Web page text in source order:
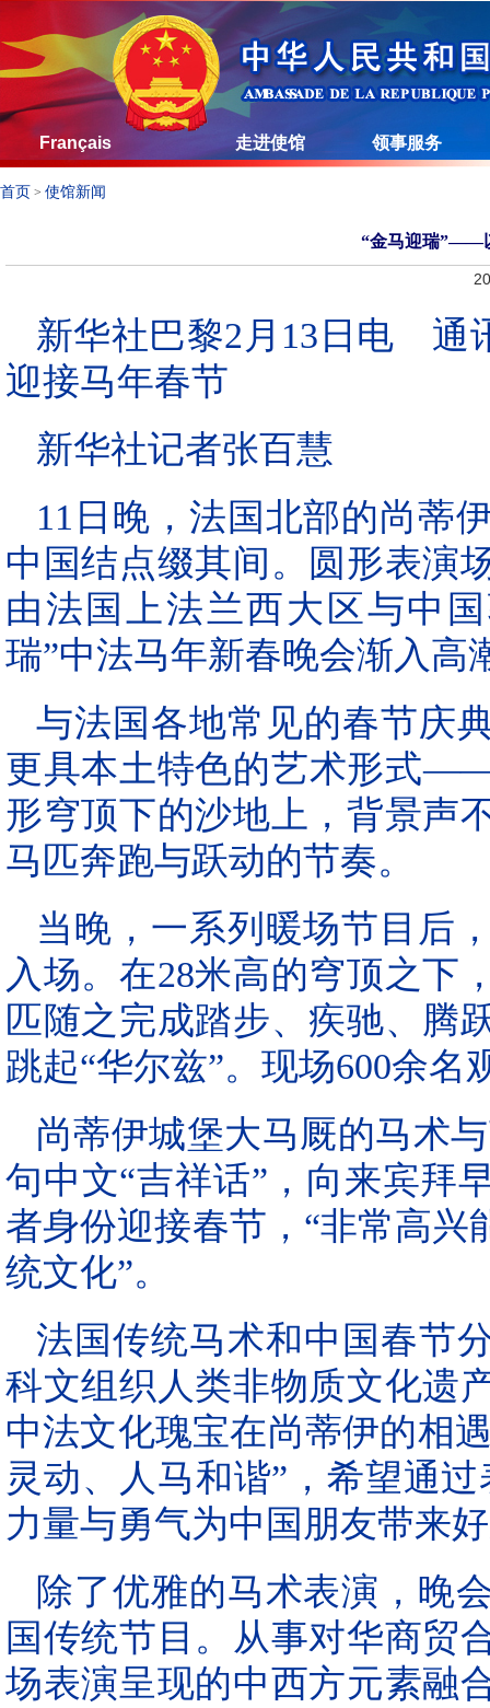
Français 走进使馆 领事服务
首页 > 使馆新闻
“金马迎瑞”——
新华社巴黎2月13日电 通
迎接马年春节
新华社记者张百慧
11日晚，法国北部的尚蒂
中国结点缀其间。圆形表演
由法国上法兰西大区与中
瑞”中法马年新春晚会渐入高
与法国各地常见的春节庆
更具本土特色的艺术形式
形穹顶下的沙地上，背景声
马匹奔跑与跃动的节奏。
当晚，一系列暖场节目后
入场。在28米高的穹顶之下
匹随之完成踏步、疾驰、腾
跳起“华尔兹”。现场600余
尚蒂伊城堡大马厩的马术
句中文“吉祥话”，向来宾拜
者身份迎接春节，“非常高
统文化”。
法国传统马术和中国春节
科文组织人类非物质文化遗
中法文化瑰宝在尚蒂伊的相
灵动、人马和谐”，希望通
力量与勇气为中国朋友带来
除了优雅的马术表演，晚
国传统节目。从事对华商贸
场表演呈现的中西方元素融